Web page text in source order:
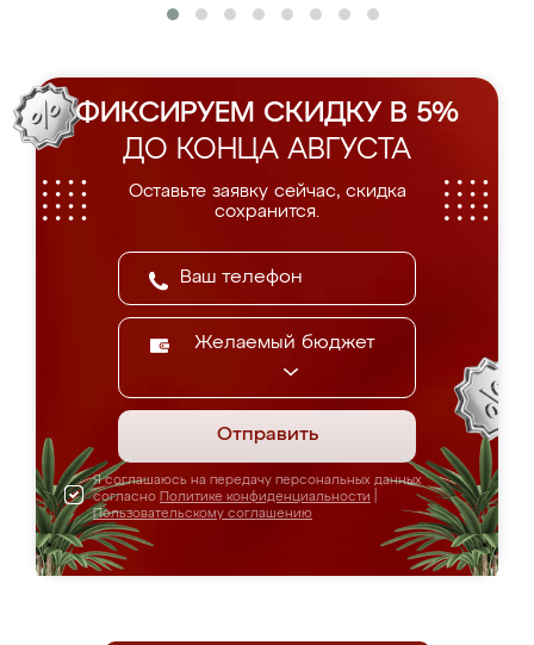
ФИКСИРУЕМ СКИДКУ В 5%
ДО КОНЦА АВГУСТА
Оставьте заявку сейчас, скидка
сохранится.
Желаемый бюджет
Отправить
Я соглашаюсь на передачу персональных данных
согласно Политике конфиденциальности
Пользовательскому соглашению